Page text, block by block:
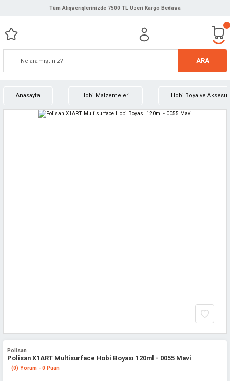
Tüm Alışverişlerinizde 7500 TL Üzeri Kargo Bedava
ARA
Anasayfa Hobi Malzemeleri Hobi Boya ve
Polisan
Polisan X1ART Multisurface Hobi Boyası 120ml - 0055 Mavi
(0) Yorum - 0 Puan